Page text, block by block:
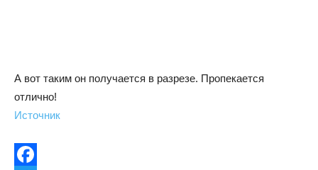
А вот таким он получается в разрезе. Пропекается
отлично!
Источник